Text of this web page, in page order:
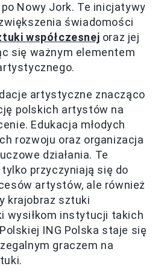
Nowy Jork. Te inicjatywy
świadomości
współczesnej oraz jej
się ważnym elementem
artystyczne znacząco
polskich artystów na
Edukacja młodych
rozwoju oraz organizacja
działania. Te
przyczyniają się do
artystów, ale również
krajobraz sztuki
wysiłkom instytucji takich
ING Polska staje się
graczem na